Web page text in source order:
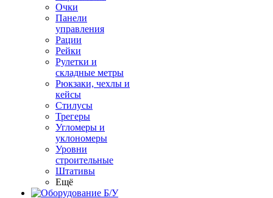
Очки
Панели
управления
Рации
Рейки
Рулетки и
складные метры
Рюкзаки, чехлы и
кейсы
Стилусы
Трегеры
Угломеры и
уклономеры
Уровни
строительные
Штативы
Ещё